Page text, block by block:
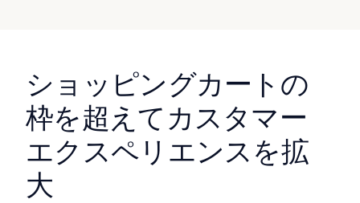
ショッピングカートの
枠を超えてカスタマー
エクスペリエンスを拡
大